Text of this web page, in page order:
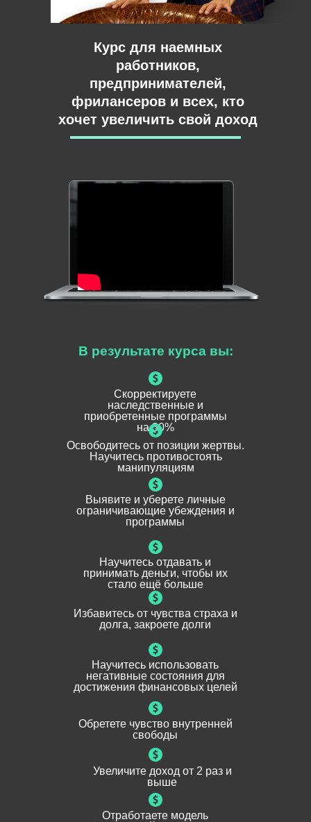
Курс для наемных
работников,
предпринимателей,
фрилансеров и всех, кто
хочет увеличить свой доход
В результате курса вы:
Скорректируете
наследственные и
приобретенные программы
на 30%
Освободитесь от позиции жертвы.
Научитесь противостоять
манипуляциям
Выявите и уберете личные
ограничивающие убеждения и
программы
Научитесь отдавать и
принимать деньги, чтобы их
стало ещё больше
Избавитесь от чувства страха и
долга, закроете долги
Научитесь использовать
негативные состояния для
достижения финансовых целей
Обретете чувство внутренней
свободы
Отработаете модель
Увеличите доход от 2 раз и
выше